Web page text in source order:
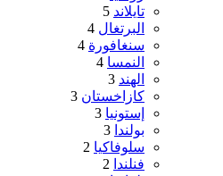
تايلاند 5
البرتغال 4
سنغافورة 4
النمسا 4
الهند 3
كازاخستان 3
إستونيا 3
بولندا 3
سلوفاكيا 2
فنلندا 2